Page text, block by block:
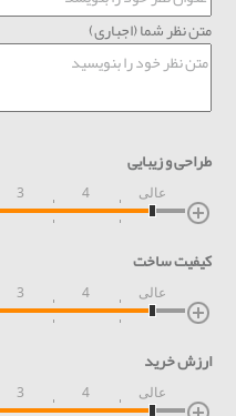
متن نظر شما (اجباری)
طراحی و زیبایی
3 4 عالی
کیفیت ساخت
3 4 عالی
ارزش خرید
3 4 عالی